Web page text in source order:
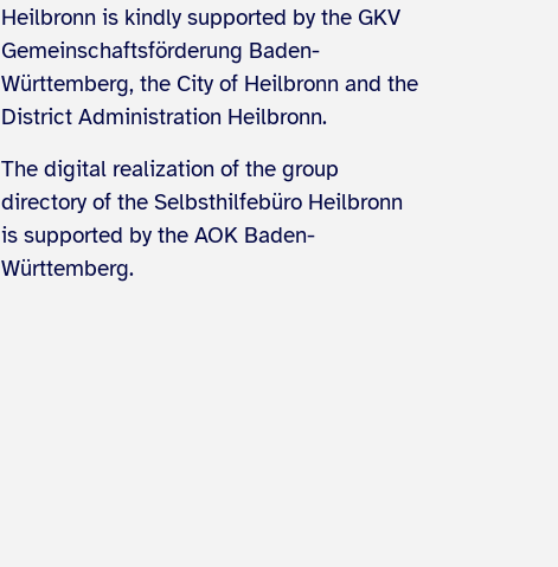
Heilbronn is kindly supported by the GKV
Gemeinschaftsförderung Baden-
Württemberg, the City of Heilbronn and the
District Administration Heilbronn.
The digital realization of the group
directory of the Selbsthilfebüro Heilbronn
is supported by the AOK Baden-
Württemberg.